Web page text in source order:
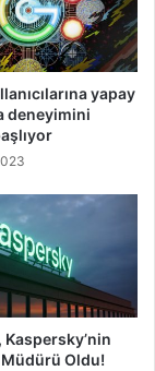
yapay
deneyimini
Kaspersky’nin
Oldu!